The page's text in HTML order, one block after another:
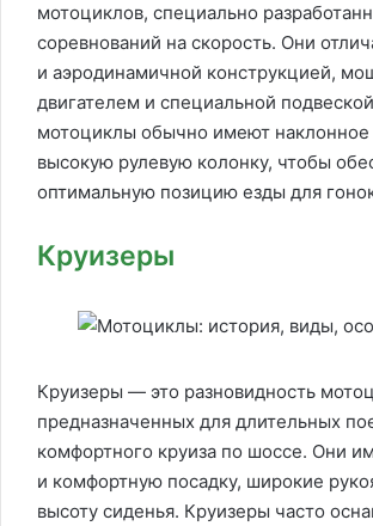
мотоциклов, специально
соревнований на скорость. Они
и аэродинамичной конструкцией,
двигателем и специальной
мотоциклы обычно имеют наклонное
высокую рулевую колонку, чтобы
оптимальную позицию езды для
Круизеры
Круизеры — это разновидность
предназначенных для длительных
комфортного круиза по шоссе. Они
и комфортную посадку, широкие
высоту сиденья. Круизеры часто